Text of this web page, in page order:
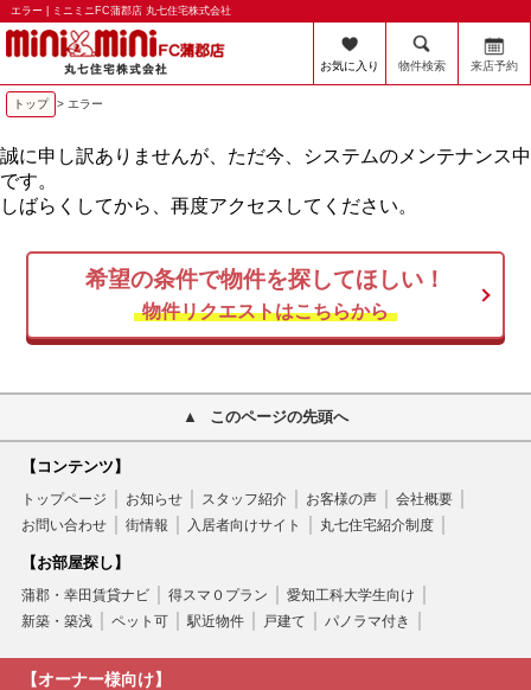
エラー | ミニミニFC蒲郡店 丸七住宅株式会社
お気に入り 物件検索 来店予約
トップ > エラー
誠に申し訳ありませんが、ただ今、システムのメンテナンス中
です。
しばらくしてから、再度アクセスしてください。
希望の条件で物件を探してほしい！
物件リクエストはこちらから
このページの先頭へ
【コンテンツ】
トップページ お知らせ スタッフ紹介 お客様の声
会社概要
お問い合わせ
街情報 入居者向けサイト 丸七住宅紹介制度
【お部屋探し】
蒲郡・幸田賃貸ナビ 得スマ０プラン
愛知工科大学生向け
新築・築浅
ペット可 駅近物件 戸建て パノラマ付き
【オーナー様向け】